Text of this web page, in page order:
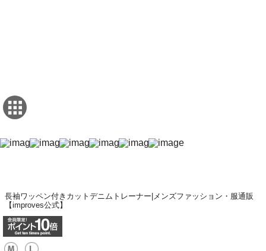
長袖ワッペン付きカットデニムトレーナー|メンズファッション・服通販
【improves公式】